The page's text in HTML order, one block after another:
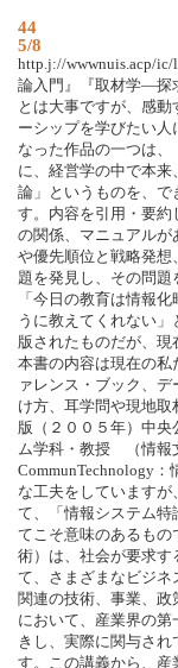
44
5/8
http.j://wwwnuis.acp/
論入門』『取材
とは大事ですが、感
ーシップを学びたい
なった作品の一つは
に、経営学の中で本
論」というものを、
す。内容を引用・要約
の関係、マニュアル
や優先順位と戦略発
題を発見し、その問
「今日の教育は情報
うに教えてくれない
版されたものだが、現
本書の内容は現在の私
ァレンス・ブック、
け方、耳学問や現地
版（２００５年）中
ム学科・教授 （情報
CommunTechnology：
な工夫をしています
て、「情報システム
てこそ意味のあるも
術）は、社会が要求
て、さまざまなビジネ
関連の技術、事業、
において、産業界の
きし、実際に関与さ
す。この講義から、産